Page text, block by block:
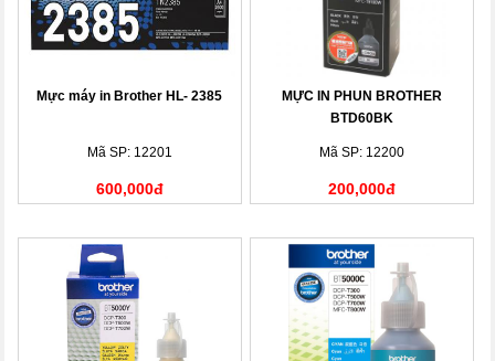
Mực máy in Brother HL- 2385
Mã SP: 12201
600,000đ
MỰC IN PHUN BROTHER
BTD60BK
Mã SP: 12200
200,000đ